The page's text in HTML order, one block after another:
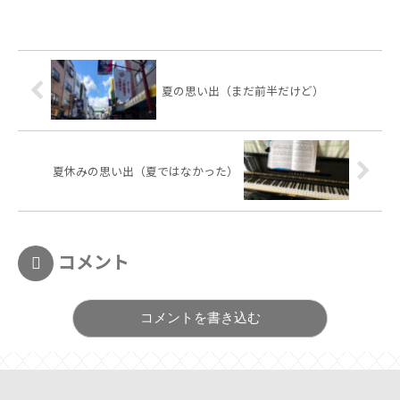
夏の思い出（まだ前半だけど）
夏休みの思い出（夏ではなかった）
コメント
コメントを書き込む